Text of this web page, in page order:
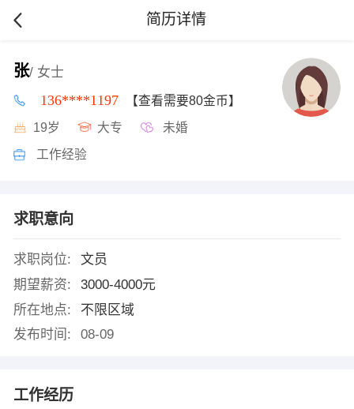
简历详情
张/ 女士
136****1197 【查看需要80金币】
19岁 大专 未婚
工作经验
求职意向
求职岗位:
文员
期望薪资:
3000-4000元
所在地点:
不限区域
发布时间:
08-09
工作经历